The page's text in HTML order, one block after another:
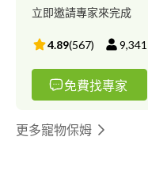
立即邀請專家來完成
4.89(567) 9,341
免費找專家
更多寵物保姆